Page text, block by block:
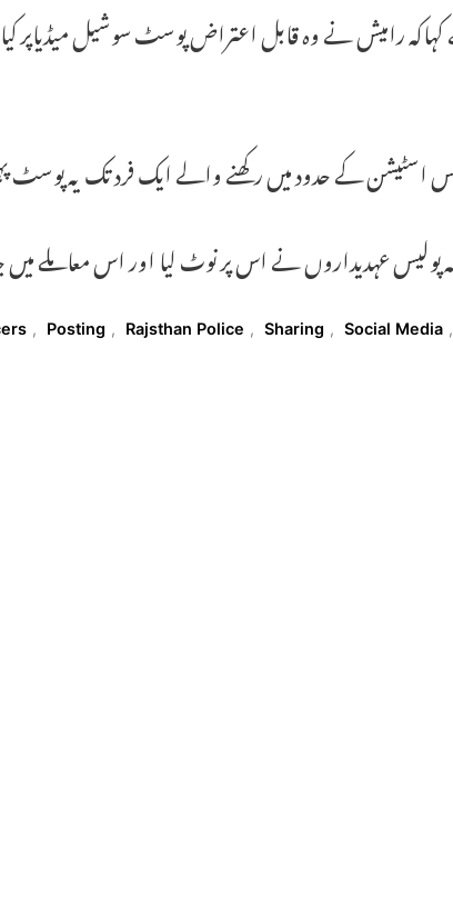
کہاکہ رامیش نے وہ قابل اعتراض پوسٹ سوشیل
اسٹیشن کے حدود میں رکھنے والے ایک فرد تک یہ
پولیس عہدیداروں نے اس پر نوٹ لیا اور اس معاملے
, Posting , Rajsthan Police , Sharing , Social Media ,